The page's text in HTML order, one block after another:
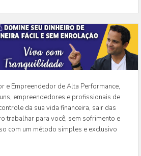
e Empreendedor de Alta Performance,
empreendedores e profissionais de
da sua vida financeira, sair das
trabalhar para você, sem sofrimento e
com um método simples e exclusivo